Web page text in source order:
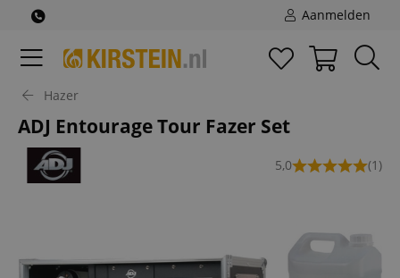
Aanmelden
Hazer
ADJ Entourage Tour Fazer Set
5,0 (1)